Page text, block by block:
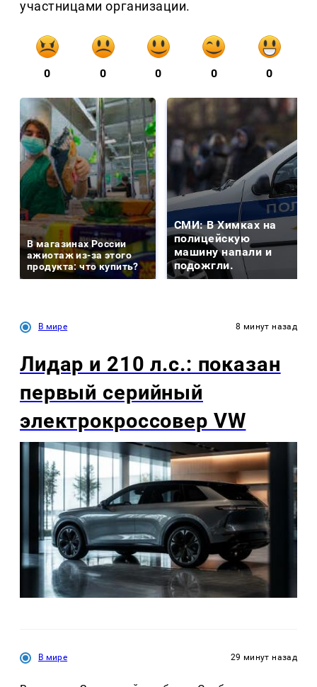
участницами организации.
0 0 0 0 0
В магазинах России
ажиотаж из-за этого
продукта: что купить?
СМИ: В Химках на
полицейскую
машину напали и
подожгли.
В мире 8 минут назад
Лидар и 210 л.с.: показан
первый серийный
электрокроссовер VW
В мире 29 минут назад